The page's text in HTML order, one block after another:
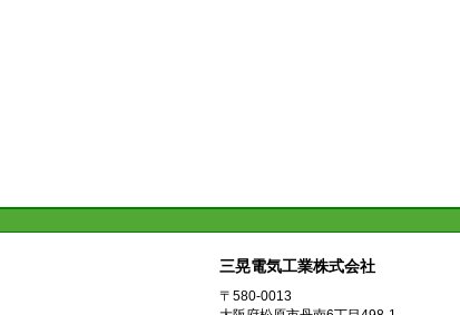
三晃電気工業株式会社
〒580-0013